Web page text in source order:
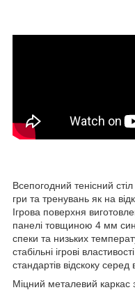
Всепогодний тенісний
гри та тренувань як на
Ігрова поверхня
панелі товщиною 4 мм
спеки та низьких
стабільні ігрові
стандартів відскоку
Міцний металевий